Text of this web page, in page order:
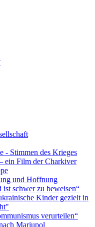
- Stimmen des Krieges
ein Film der Charkiver
und Hoffnung
schwer zu beweisen“
Kinder gezielt in
verurteilen“
Mariupol